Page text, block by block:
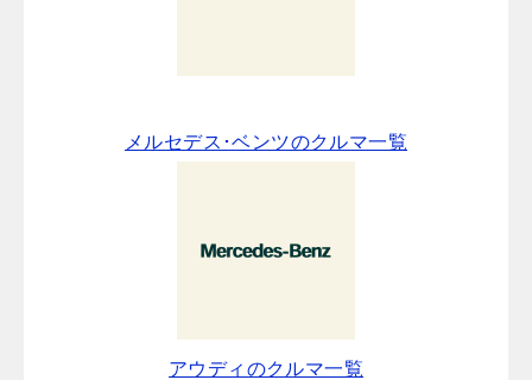
メルセデス･ベンツのクルマ一覧
アウディのクルマ一覧